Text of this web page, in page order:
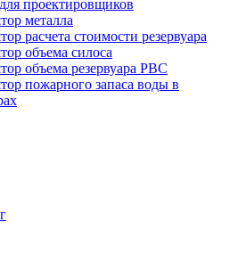
проектировщиков
металла
расчета стоимости резервуара
объема силоса
объема резервуара РВС
пожарного запаса воды в